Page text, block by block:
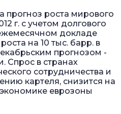
прогноз роста мирового
г. с учетом долгового
докладе
на 10 тыс. барр. в
прогнозом -
Спрос в странах
сотрудничества и
картеля, снизится на
экономике еврозоны